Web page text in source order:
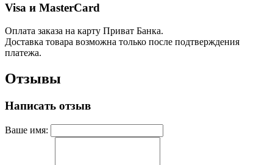
Visa и MasterCard
Оплата заказа на карту Приват Банка.
Доставка товара возможна только после подтверждения
платежа.
Отзывы
Написать отзыв
Ваше имя: